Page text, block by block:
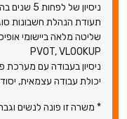
ניסיון של לפחות 5 שנים בהנהלת חשבונות
תעודת הנהלת חשבונות סוג
שליטה מלאה ביישומי
PVOT, VLOOKUP
ניסיון בעבודה עם מערכת
יכולת עבודה עצמאית,
* משרה זו פונה לנשים